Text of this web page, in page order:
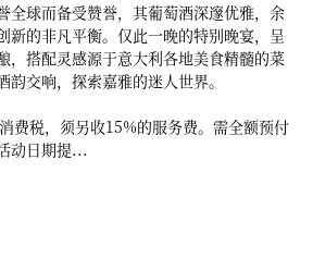
全球而备受赞誉，其葡萄酒深邃优雅，余
新的非凡平衡。仅此一晚的特别晚宴，呈
，搭配灵感源于意大利各地美食精髓的菜
交响，探索嘉雅的迷人世界。
费税，须另收15%的服务费。需全额预付
动日期提...